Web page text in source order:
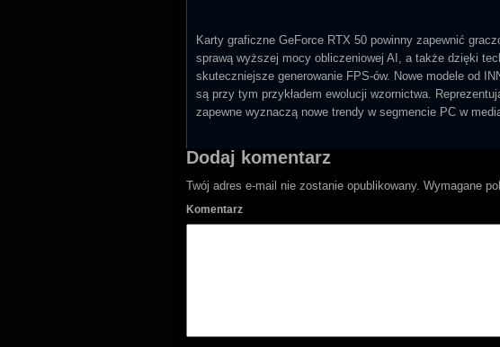
Karty graficzne GeForce RTX 50 powinny zapewnić
sprawą wyższej mocy obliczeniowej AI, a także dzięki
skuteczniejsze generowanie FPS-ów. Nowe modele od
są przy tym przykładem ewolucji wzornictwa.
zapewne wyznaczą nowe trendy w segmencie PC w
Dodaj komentarz
Twój adres e-mail nie zostanie opublikowany. Wymagane
Komentarz